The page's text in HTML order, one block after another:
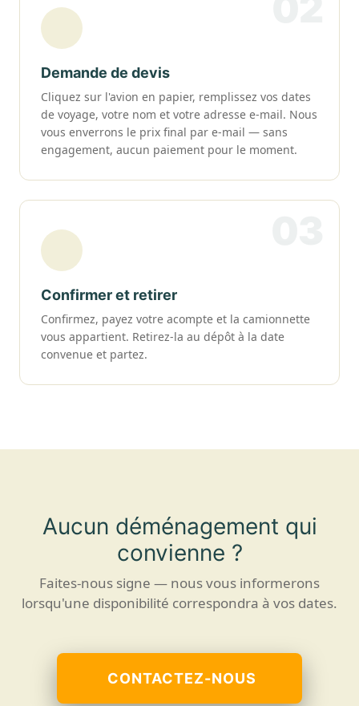
Demande de devis
Cliquez sur l'avion en papier, remplissez vos dates
de voyage, votre nom et votre adresse e-mail. Nous
vous enverrons le prix final par e-mail — sans
engagement, aucun paiement pour le moment.
Confirmer et retirer
Confirmez, payez votre acompte et la camionnette
vous appartient. Retirez-la au dépôt à la date
convenue et partez.
Aucun déménagement qui
convienne ?
Faites-nous signe — nous vous informerons
lorsqu'une disponibilité correspondra à vos dates.
CONTACTEZ-NOUS